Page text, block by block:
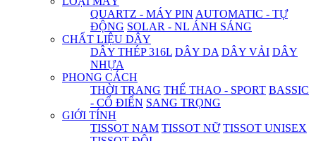
QUARTZ - MÁY PIN AUTOMATIC - TỰ
ĐỘNG SOLAR - NL ÁNH SÁNG
CHẤT LIỆU DÂY
DÂY THÉP 316L DÂY DA DÂY VẢI DÂY
NHỰA
PHONG CÁCH
THỜI TRANG THỂ THAO - SPORT BASSIC
- CỔ ĐIỂN SANG TRỌNG
GIỚI TÍNH
TISSOT NAM TISSOT NỮ TISSOT UNISEX